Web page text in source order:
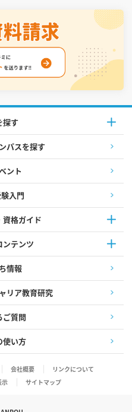
探す
パスを探す
ント
入門
資格ガイド
ンテンツ
情報
リア教育研究
ご質問
使い方
会社概要
リンクについて
示
サイトマップ